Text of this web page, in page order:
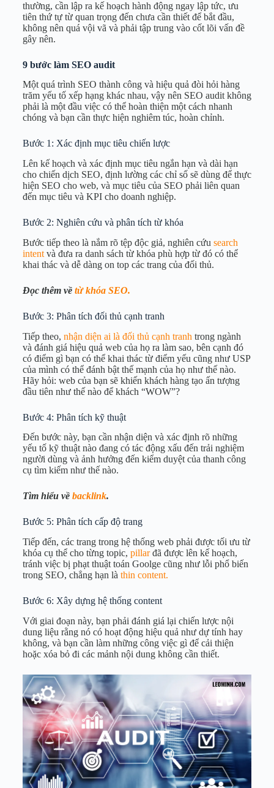
thường, cần lập ra kế hoạch hành động ngay lập tức, ưu
tiên thứ tự từ quan trọng đến chưa cần thiết để bắt đầu,
không nên quá vội vã và phải tập trung vào cốt lõi vấn đề
gây nên.
9 bước làm SEO audit
Một quá trình SEO thành công và hiệu quả đòi hỏi hàng
trăm yếu tố xếp hạng khác nhau, vậy nên SEO audit không
phải là một đầu việc có thể hoàn thiện một cách nhanh
chóng và bạn cần thực hiện nghiêm túc, hoàn chỉnh.
Bước 1: Xác định mục tiêu chiến lược
Lên kế hoạch và xác định mục tiêu ngắn hạn và dài hạn
cho chiến dịch SEO, định lường các chỉ số sẽ dùng để thực
hiện SEO cho web, và mục tiêu của SEO phải liên quan
đến mục tiêu và KPI cho doanh nghiệp.
Bước 2: Nghiên cứu và phân tích từ khóa
Bước tiếp theo là nắm rõ tệp độc giả, nghiên cứu search
intentvà đưa ra danh sách từ khóa phù hợp từ đó có thể
khai thác và dễ dàng on top các trang của đối thủ.
Đọc thêm về từ khóa SEO.
Bước 3: Phân tích đối thủ cạnh tranh
Tiếp theo, nhận diện ai là đối thủ cạnh tranh trong ngành
và đánh giá hiệu quả web của họ ra làm sao, bên cạnh đó
có điểm gì bạn có thể khai thác từ điểm yếu cũng như USP
của mình có thể đánh bật thế mạnh của họ như thế nào.
Hãy hỏi: web của bạn sẽ khiến khách hàng tạo ấn tượng
đầu tiên như thế nào để khách “WOW”?
Bước 4: Phân tích kỹ thuật
Đến bước này, bạn cần nhận diện và xác định rõ những
yếu tố kỹ thuật nào đang có tác động xấu đến trải nghiệm
người dùng và ảnh hưởng đến kiểm duyệt của thanh công
cụ tìm kiếm như thế nào.
Tìm hiểu về backlink.
Bước 5: Phân tích cấp độ trang
Tiếp đến, các trang trong hệ thống web phải được tối ưu từ
khóa cụ thể cho từng topic, pillarđã được lên kế hoạch,
tránh việc bị phạt thuật toán Goolge cũng như lỗi phổ biến
trong SEO, chẳng hạn là thin content.
Bước 6: Xây dựng hệ thống content
Với giai đoạn này, bạn phải đánh giá lại chiến lược nội
dung liệu rằng nó có hoạt động hiệu quả như dự tính hay
không, và bạn cần làm những công việc gì để cải thiện
hoặc xóa bỏ đi các mảnh nội dung không cần thiết.